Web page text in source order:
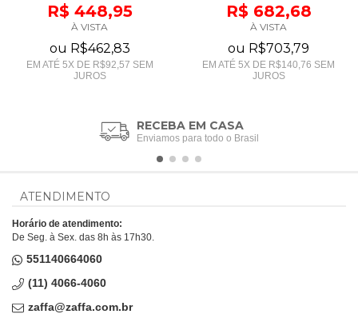
R$ 448,95
À VISTA
ou R$462,83
EM ATÉ 5X DE R$92,57 SEM
JUROS
R$ 682,68
À VISTA
ou R$703,79
EM ATÉ 5X DE R$140,76 SEM
JUROS
RECEBA EM CASA
Enviamos para todo o Brasil
ATENDIMENTO
Horário de atendimento:
De Seg. à Sex. das 8h às 17h30.
551140664060
(11) 4066-4060
zaffa@zaffa.com.br